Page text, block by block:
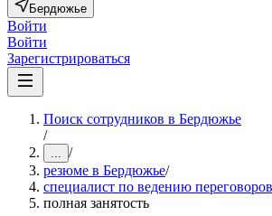
Бердюжье
Войти
Войти
Зарегистрироваться
Поиск сотрудников в Бердюжье
/
... /
резюме в Бердюжье/
специалист по ведению переговоров
полная занятость